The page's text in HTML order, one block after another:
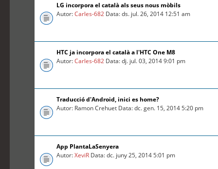
LG incorpora el català als seus nous mòbils
Autor:Carles-682 Data: ds. jul. 26, 2014 12:51 am
HTC ja incorpora el català a l'HTC One M8
Autor:Carles-682 Data: dj. jul. 03, 2014 9:01 pm
Traducció d'Android, inici es home?
Autor: Ramon Crehuet Data: dc. gen. 15, 2014 5:20 pm
App PlantaLaSenyera
Autor:XeviR Data: dc. juny 25, 2014 5:01 pm